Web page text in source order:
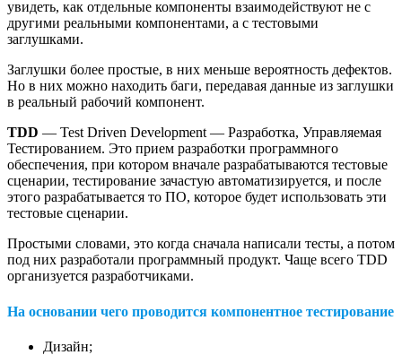
увидеть, как отдельные компоненты взаимодействуют не с
другими реальными компонентами, а с тестовыми
заглушками.
Заглушки более простые, в них меньше вероятность дефектов.
Но в них можно находить баги, передавая данные из заглушки
в реальный рабочий компонент.
TDD — Test Driven Development — Разработка, Управляемая
Тестированием. Это прием разработки программного
обеспечения, при котором вначале разрабатываются тестовые
сценарии, тестирование зачастую автоматизируется, и после
этого разрабатывается то ПО, которое будет использовать эти
тестовые сценарии.
Простыми словами, это когда сначала написали тесты, а потом
под них разработали программный продукт. Чаще всего TDD
организуется разработчиками.
На основании чего проводится компонентное тестирование
Дизайн;